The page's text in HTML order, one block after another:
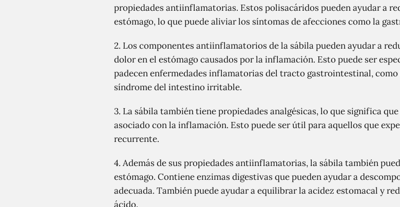
propiedades antiinflamatorias. Estos polisacáridos pueden ayudar a
estómago, lo que puede aliviar los síntomas de afecciones como la
2. Los componentes antiinflamatorios de la sábila pueden ayudar a
dolor en el estómago causados por la inflamación. Esto puede ser
padecen enfermedades inflamatorias del tracto gastrointestinal,
síndrome del intestino irritable.
3. La sábila también tiene propiedades analgésicas, lo que significa
asociado con la inflamación. Esto puede ser útil para aquellos que
recurrente.
4. Además de sus propiedades antiinflamatorias, la sábila también
estómago. Contiene enzimas digestivas que pueden ayudar a
adecuada. También puede ayudar a equilibrar la acidez estomacal y
ácido.